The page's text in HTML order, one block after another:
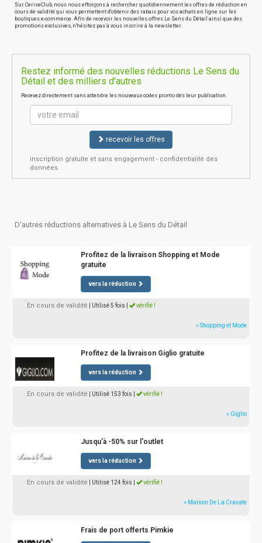
Sur CeriseClub, nous nous efforçons à rechercher quotidiennement les offres de réduction en
cours de validité qui vous permettent d'obtenir des rabais pour vos achats en ligne sur les
boutiques e-commerce. Afin de recevoir les nouvelles offres Le Sens du Détail ainsi que des
promotions exclusives, n'hésitez pas à vous inscrire à la newsletter.
Restez informé des nouvelles réductions Le Sens du
Détail et des milliers d'autres
Recevez directement sans attendre les nouveaux codes promo dès leur publication.
recevoir les offres
inscription gratuite et sans engagement - confidentialité des
données
D'autres réductions alternatives à Le Sens du Détail
Profitez de la livraison Shopping et Mode
gratuite
vers la réduction
En cours de validité | Utilisé 5 fois vérifié !
» Shopping et Mode
Profitez de la livraison Giglio gratuite
vers la réduction
En cours de validité | Utilisé 153 fois vérifié !
» Giglio
Jusqu'à -50% sur l'outlet
vers la réduction
En cours de validité | Utilisé 124 fois vérifié !
» Maison De La Cravate
Frais de port offerts Pimkie